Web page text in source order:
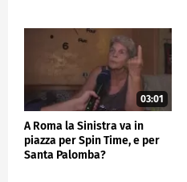
03:01
A Roma la Sinistra va in
piazza per Spin Time, e per
Santa Palomba?